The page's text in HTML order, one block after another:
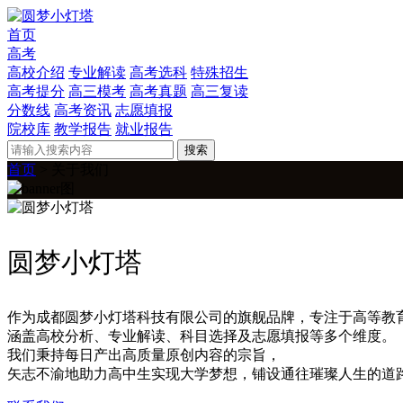
首页
高考
高校介绍 专业解读 高考选科 特殊招生
高考提分 高三模考 高考真题 高三复读
分数线 高考资讯 志愿填报
院校库 教学报告 就业报告
搜索
首页
圆梦小灯塔
作为成都圆梦小灯塔科技有限公司的旗舰品牌，专注于高等教
涵盖高校分析、专业解读、科目选择及志愿填报等多个维度。
我们秉持每日产出高质量原创内容的宗旨，
矢志不渝地助力高中生实现大学梦想，铺设通往璀璨人生的道